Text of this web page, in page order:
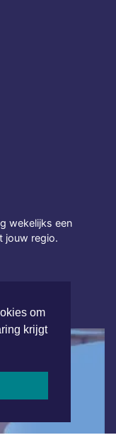
om
krijgt
wekelijks een
jouw regio.